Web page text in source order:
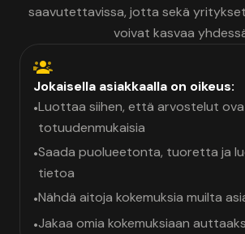
saavutettavissa, jotta sekä
voivat kasvaa
Jokaisella asiakkaalla on oikeus:
•Luottaa siihen, että arvostelut
totuudenmukaisia
•Saada puolueetonta, tuoretta ja
tietoa
•Nähdä aitoja kokemuksia muilta
•Jakaa omia kokemuksiaan